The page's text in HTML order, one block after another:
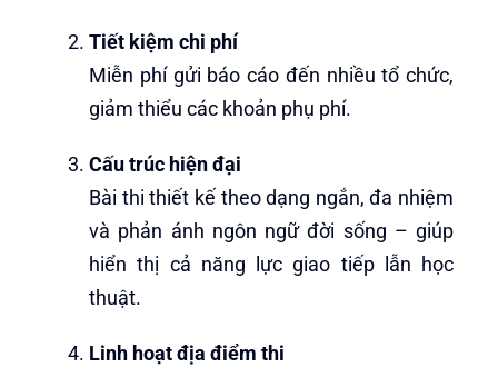
Tiết kiệm chi phí
Miễn phí gửi báo cáo đến nhiều tổ chức,
giảm thiểu các khoản phụ phí.
Cấu trúc hiện đại
Bài thi thiết kế theo dạng ngắn, đa nhiệm
và phản ánh ngôn ngữ đời sống – giúp
hiển thị cả năng lực giao tiếp lẫn học
thuật.
Linh hoạt địa điểm thi